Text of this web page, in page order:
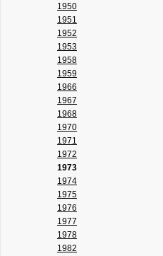
1950
1951
1952
1953
1958
1959
1966
1967
1968
1970
1971
1972
1973
1974
1975
1976
1977
1978
1982